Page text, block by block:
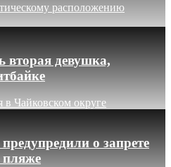
расположению
вторая девушка,
Чайковском округе
о запрете
пляже